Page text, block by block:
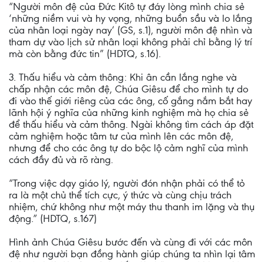
“Người môn đệ của Đức Kitô tự đáy lòng mình chia sẻ
‘những niềm vui và hy vọng, những buồn sầu và lo lắng
của nhân loại ngày nay’ (GS, s.1), người môn đệ nhìn và
tham dự vào lịch sử nhân loại không phải chỉ bằng lý trí
mà còn bằng đức tin” (HDTQ, s.16).
3. Thấu hiểu và cảm thông: Khi ân cần lắng nghe và
chấp nhận các môn đệ, Chúa Giêsu để cho mình tự do
đi vào thế giới riêng của các ông, cố gắng nắm bắt hay
lãnh hội ý nghĩa của những kinh nghiệm mà họ chia sẻ
để thấu hiểu và cảm thông. Ngài không tìm cách áp đặt
cảm nghiệm hoặc tâm tư của mình lên các môn đệ,
nhưng để cho các ông tự do bộc lộ cảm nghĩ của mình
cách đầy đủ và rõ ràng.
“Trong việc dạy giáo lý, người đón nhận phải có thể tỏ
ra là một chủ thể tích cực, ý thức và cùng chịu trách
nhiệm, chứ không như một máy thu thanh im lặng và thụ
động.” (HDTQ, s.167)
Hình ảnh Chúa Giêsu bước đến và cùng đi với các môn
đệ như người bạn đồng hành giúp chúng ta nhìn lại tâm